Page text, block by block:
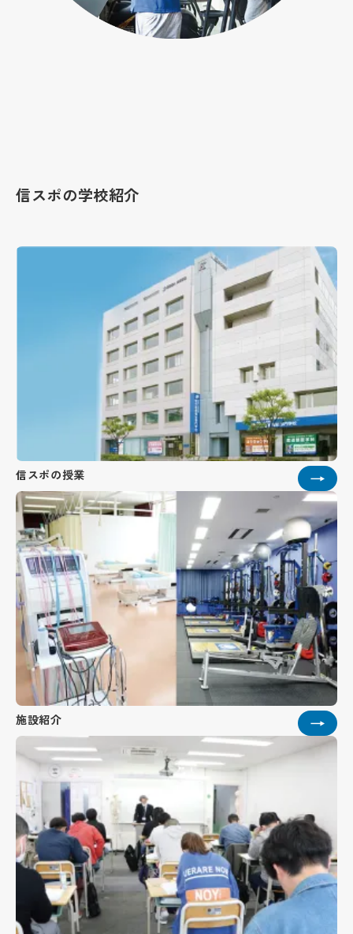
信スポの学校紹介
信スポの授業 →
施設紹介 →